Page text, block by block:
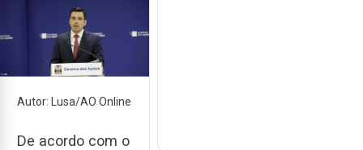
Autor: Lusa/AO Online
De acordo com o